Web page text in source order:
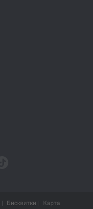
Бисквитки Карта